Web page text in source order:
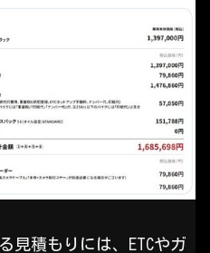
見積もりには、ETCやガ